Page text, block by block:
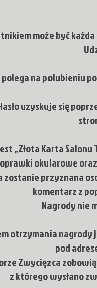
może być
na polubieniu
uzyskuje się
„Złota Karta
okularowe
zostanie przyznana
komentarz z
Nagrody nie
otrzymania
pod
Zwycięzca
z którego wysłano